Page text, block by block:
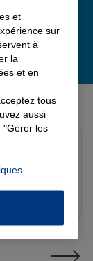
Allianz
et
sur
à
la
et en
tous
aussi
"Gérer les